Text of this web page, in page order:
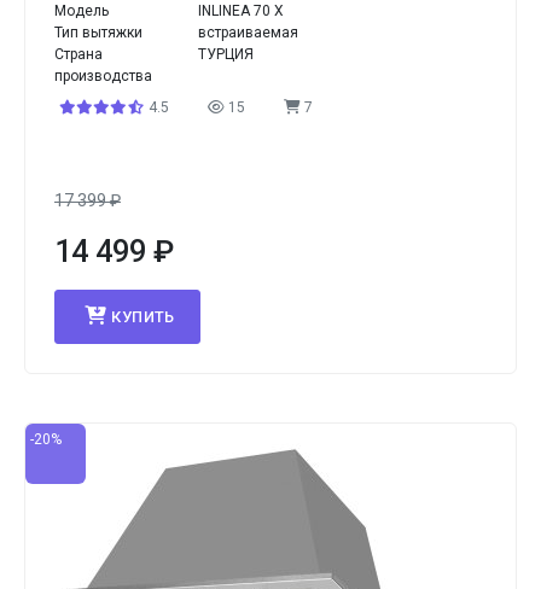
Модель
INLINEA 70 X
Тип вытяжки
встраиваемая
Страна
производства
ТУРЦИЯ
4.5 15 7
17 399₽
14 499 ₽
КУПИТЬ
-20%